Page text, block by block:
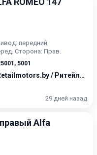
передний
Сторона: Прав.
, 5001
Autoretail.by / Retailmotors.by / Ритейлмоторс / Авторитейл
29 дней назад
Alfa